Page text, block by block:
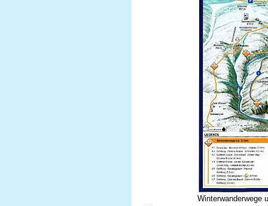
Winterwanderwege